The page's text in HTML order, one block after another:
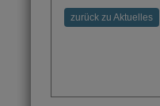
zurück zu Aktuelles